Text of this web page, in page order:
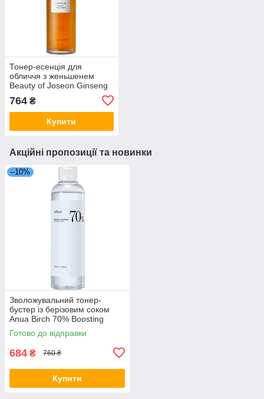
Тонер-есенція для
обличчя з женьшенем
Beauty of Joseon Ginseng
764 ₴
Купити
Акційні пропозиції та новинки
–10%
Зволожувальний тонер-
бустер із берізовим соком
Anua Birch 70% Boosting
Toner Moisture 250 мл
Готово до відправки
684 ₴ 760 ₴
Купити